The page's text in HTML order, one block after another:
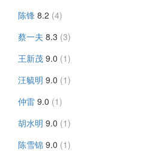
陈锋 8.2 (4)
蔡一夫 8.3 (3)
王新茂 9.0 (1)
汪毓明 9.0 (1)
仲雷 9.0 (1)
胡水明 9.0 (1)
陈雪锦 9.0 (1)